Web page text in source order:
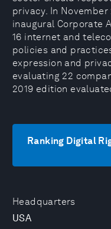
Headquarters
USA
privacy. In
inaugural Corporate
16 internet and
policies and
expression and
evaluating 22
2019 edition
Ranking Digital